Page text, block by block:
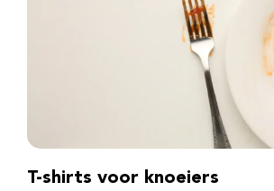
T-shirts voor knoeiers